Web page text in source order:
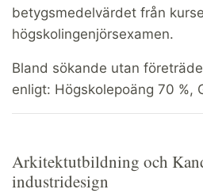
betygsmedelvärdet från
högskolingenjörsexamen.
Bland sökande utan
enligt: Högskolepoäng 70 %,
Arkitektutbildning och
industridesign